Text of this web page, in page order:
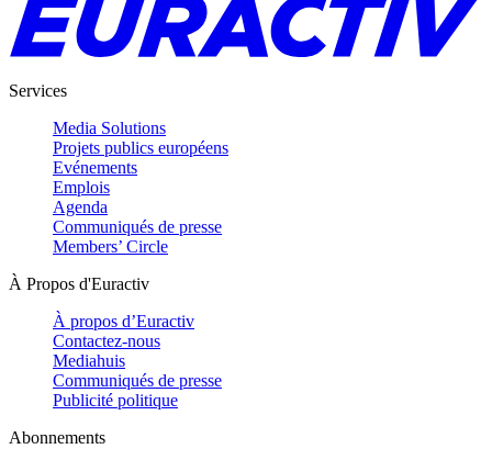
Services
Media Solutions
Projets publics européens
Evénements
Emplois
Agenda
Communiqués de presse
Members’ Circle
À Propos d'Euractiv
À propos d’Euractiv
Contactez-nous
Mediahuis
Communiqués de presse
Publicité politique
Abonnements